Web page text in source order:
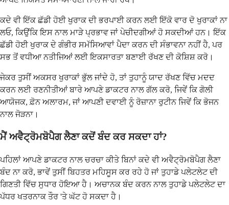
ਕਦੇ ਵੀ ਇੱਕ ਛੱਡੀ ਹੋਈ ਖੁਰਾਕ ਦੀ ਭਰਪਾਈ ਕਰਨ ਲਈ ਇੱਕੋ ਵਾਰ ਦੋ ਖੁਰਾਕਾਂ ਨਾ
ਲਓ, ਕਿਉਂਕਿ ਇਸ ਨਾਲ ਮਾੜੇ ਪ੍ਰਭਾਵ ਜਾਂ ਪੇਚੀਦਗੀਆਂ ਹੋ ਸਕਦੀਆਂ ਹਨ। ਇੱਕ
ਛੱਡੀ ਹੋਈ ਖੁਰਾਕ ਦੇ ਗੰਭੀਰ ਸਮੱਸਿਆਵਾਂ ਪੈਦਾ ਕਰਨ ਦੀ ਸੰਭਾਵਨਾ ਨਹੀਂ ਹੈ, ਪਰ
ਸਭ ਤੋਂ ਵਧੀਆ ਨਤੀਜਿਆਂ ਲਈ ਇਕਸਾਰਤਾ ਬਣਾਈ ਰੱਖਣ ਦੀ ਕੋਸ਼ਿਸ਼ ਕਰੋ।
ਜੇਕਰ ਤੁਸੀਂ ਅਕਸਰ ਖੁਰਾਕਾਂ ਭੁੱਲ ਜਾਂਦੇ ਹੋ, ਤਾਂ ਤੁਹਾਨੂੰ ਯਾਦ ਰੱਖਣ ਵਿੱਚ ਮਦਦ
ਕਰਨ ਲਈ ਰਣਨੀਤੀਆਂ ਬਾਰੇ ਆਪਣੇ ਡਾਕਟਰ ਨਾਲ ਗੱਲ ਕਰੋ, ਜਿਵੇਂ ਕਿ ਗੋਲੀ
ਆਯੋਜਕ, ਫ਼ੋਨ ਅਲਾਰਮ, ਜਾਂ ਆਪਣੀ ਦਵਾਈ ਨੂੰ ਰੋਜ਼ਾਨਾ ਰੁਟੀਨ ਜਿਵੇਂ ਕਿ ਭੋਜਨ
ਨਾਲ ਜੋੜਨਾ।
ਮੈਂ ਅਵੈਟ੍ਰੋਮਬੋਪੈਗ ਲੈਣਾ ਕਦੋਂ ਬੰਦ ਕਰ ਸਕਦਾ ਹਾਂ?
ਪਹਿਲਾਂ ਆਪਣੇ ਡਾਕਟਰ ਨਾਲ ਚਰਚਾ ਕੀਤੇ ਬਿਨਾਂ ਕਦੇ ਵੀ ਅਵੈਟ੍ਰੋਮਬੋਪੈਗ ਲੈਣਾ
ਬੰਦ ਨਾ ਕਰੋ, ਭਾਵੇਂ ਤੁਸੀਂ ਬਿਹਤਰ ਮਹਿਸੂਸ ਕਰ ਰਹੇ ਹੋ ਜਾਂ ਤੁਹਾਡੇ ਪਲੇਟਲੇਟ ਦੀ
ਗਿਣਤੀ ਵਿੱਚ ਸੁਧਾਰ ਹੋਇਆ ਹੈ। ਅਚਾਨਕ ਬੰਦ ਕਰਨ ਨਾਲ ਤੁਹਾਡੇ ਪਲੇਟਲੇਟ ਦਾ
ਪੱਧਰ ਖਤਰਨਾਕ ਤੌਰ 'ਤੇ ਘੱਟ ਹੋ ਸਕਦਾ ਹੈ।